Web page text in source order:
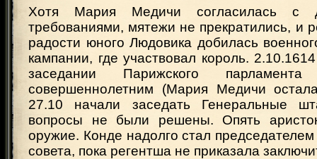
Хотя Мария Медичи согласилась с
требованиями, мятежи не прекратились, и
радости юного Людовика добилась
кампании, где участвовал король.
заседании Парижского
совершеннолетним (Мария Медичи
27.10 начали заседать Генеральные
вопросы не были решены. Опять
оружие. Конде надолго стал председателем
совета, пока регентша не приказала